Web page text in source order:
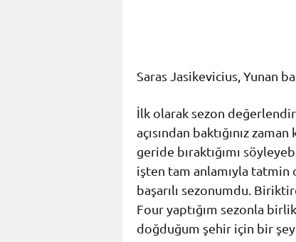
Saras Jasikevicius, Yunan
İlk olarak sezon
açısından baktığınız
geride bıraktığımı
işten tam anlamıyla tatmin
başarılı sezonumdu.
Four yaptığım sezonla
doğduğum şehir için bir